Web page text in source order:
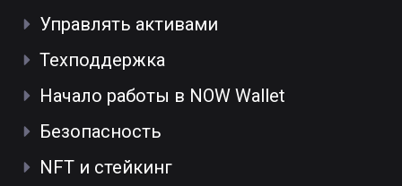
Управлять активами
Техподдержка
Начало работы в NOW Wallet
Безопасность
NFT и стейкинг